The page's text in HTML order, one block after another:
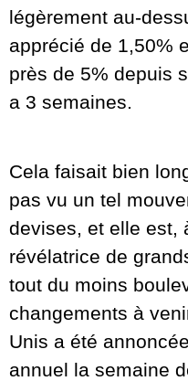
légèrement au-
apprécié de 1,50%
près de 5% depuis
a 3 semaines.
Cela faisait bien
pas vu un tel
devises, et elle est,
révélatrice de
tout du moins
changements à
Unis a été
annuel la semaine